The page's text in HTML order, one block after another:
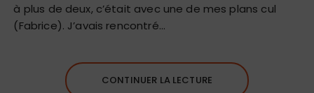
à plus de deux, c’était avec une de mes plans cul
(Fabrice). J’avais rencontré…
CONTINUER LA LECTURE